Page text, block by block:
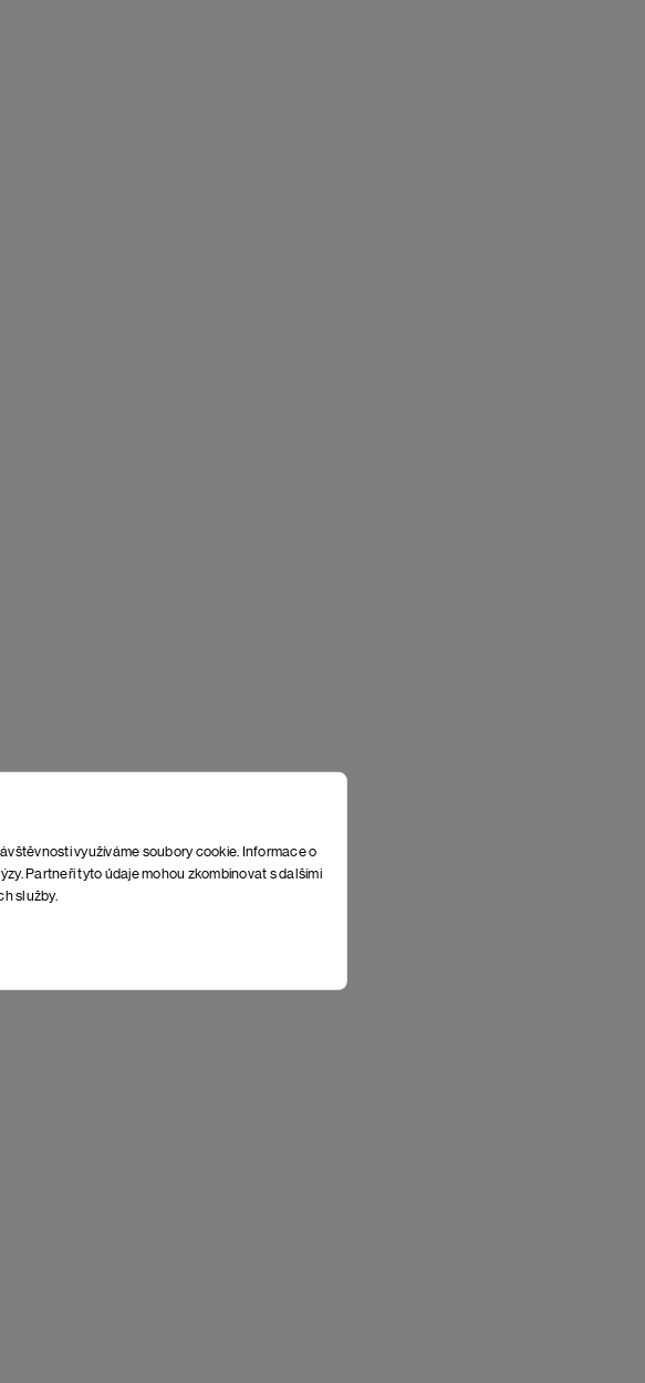
využíváme soubory cookie. Informace o
Partneři tyto údaje mohou zkombinovat s dalšími
služby.